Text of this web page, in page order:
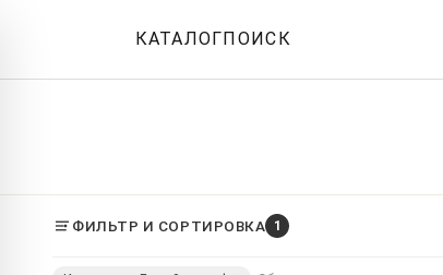
КАТАЛОГПОИСК
ФИЛЬТР И СОРТИРОВКА 1